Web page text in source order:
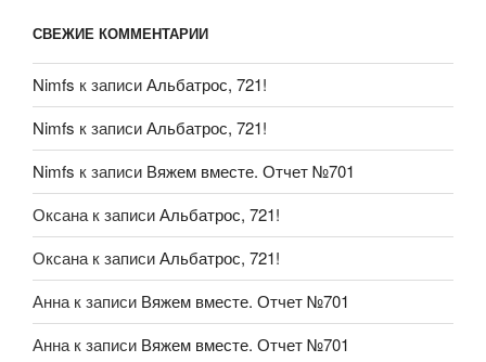
СВЕЖИЕ КОММЕНТАРИИ
Nimfs к записиАльбатрос, 721!
Nimfs к записиАльбатрос, 721!
Nimfs к записи Вяжем вместе. Отчет №701
Оксана к записиАльбатрос, 721!
Оксана к записиАльбатрос, 721!
Анна к записи Вяжем вместе. Отчет №701
Анна к записи Вяжем вместе. Отчет №701